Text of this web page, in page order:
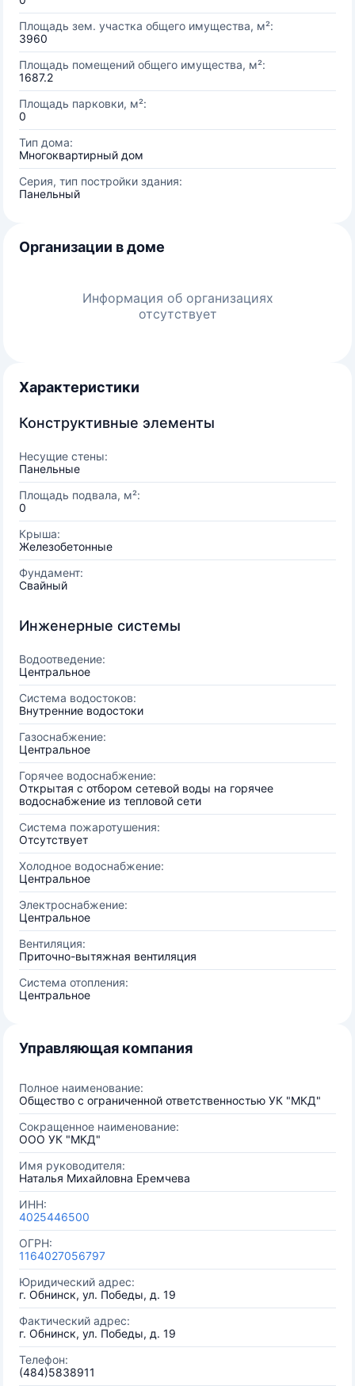
Площадь зем. участка общего имущества, м²:
3960
Площадь помещений общего имущества, м²:
1687.2
Площадь парковки, м²:
0
Тип дома:
Многоквартирный дом
Серия, тип постройки здания:
Панельный
Организации в доме
Информация об организациях
отсутствует
Характеристики
Конструктивные элементы
Несущие стены:
Панельные
Площадь подвала, м²:
0
Крыша:
Железобетонные
Фундамент:
Свайный
Инженерные системы
Водоотведение:
Центральное
Система водостоков:
Внутренние водостоки
Газоснабжение:
Центральное
Горячее водоснабжение:
Открытая с отбором сетевой воды на горячее
водоснабжение из тепловой сети
Система пожаротушения:
Отсутствует
Холодное водоснабжение:
Центральное
Электроснабжение:
Центральное
Вентиляция:
Приточно-вытяжная вентиляция
Система отопления:
Центральное
Управляющая компания
Полное наименование:
Общество с ограниченной ответственностью УК "МКД"
Сокращенное наименование:
ООО УК "МКД"
Имя руководителя:
Наталья Михайловна Еремчева
ИНН:
4025446500
ОГРН:
1164027056797
Юридический адрес:
г. Обнинск, ул. Победы, д. 19
Фактический адрес:
г. Обнинск, ул. Победы, д. 19
Телефон:
(484)5838911